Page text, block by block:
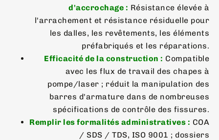
d'accrochage : Résistance élevée à
l'arrachement et résistance résiduelle pour
les dalles, les revêtements, les éléments
préfabriqués et les réparations.
Efficacité de la construction : Compatible
avec les flux de travail des chapes à
pompe/laser ; réduit la manipulation des
barres d'armature dans de nombreuses
spécifications de contrôle des fissures.
Remplir les formalités administratives : COA
/ SDS / TDS, ISO 9001 ; dossiers